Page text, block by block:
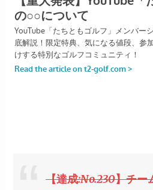
【達成:No.230】チー